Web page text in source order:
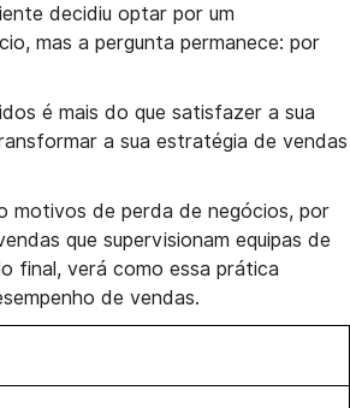
decidiu optar por um
mas a pergunta permanece: por
é mais do que satisfazer a sua
a sua estratégia de vendas
motivos de perda de negócios, por
que supervisionam equipas de
final, verá como essa prática
de vendas.